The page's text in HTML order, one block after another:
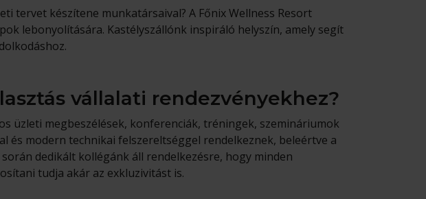
tervet készítene munkatársaival? A Főnix Wellness Resort
lebonyolítására. Kastélyszállónk inspiráló helyszín, amely segít
vállalati rendezvényekhez?
üzleti megbeszélések, konferenciák, tréningek, szemináriumok
és modern technikai felszereltséggel rendelkeznek, beleértve a
dedikált kollégánk áll rendelkezésre, hogy minden
tudja akár az exkluzivitást is.